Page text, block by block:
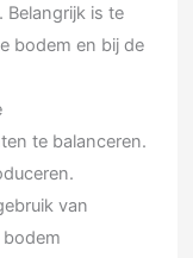
Belangrijk is te
bodem en bij de
te balanceren.
van